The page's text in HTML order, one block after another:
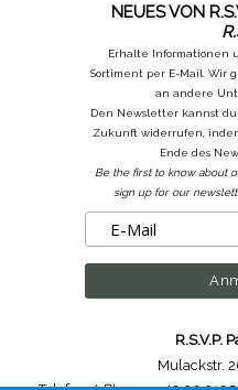
NEUES VON
Erhalte Informationen
Sortiment per E-Mail. Wir
an andere
Den Newsletter kannst
Zukunft widerrufen,
Ende des
Be the first to know about
sign up for our
R.S.V.P.
Mulackstr.